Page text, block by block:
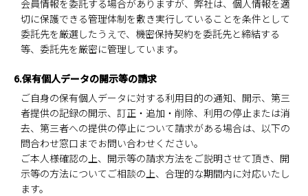
会員情報を委託する場合がありますが、弊社は、個人情報を適
切に保護できる管理体制を敷き実行していることを条件として
委託先を厳選したうえで、機密保持契約を委託先と締結する
等、委託先を厳密に管理しています。
6.保有個人データの開示等の請求
ご自身の保有個人データに対する利用目的の通知、開示、第三
者提供の記録の開示、訂正・追加・削除、利用の停止または消
去、第三者への提供の停止について請求がある場合は、以下の
問合わせ窓口までお問い合わせください。
ご本人様確認の上、開示等の請求方法をご説明させて頂き、開
示等の方法についてご相談の上、合理的な期間内に対応いたし
ます。